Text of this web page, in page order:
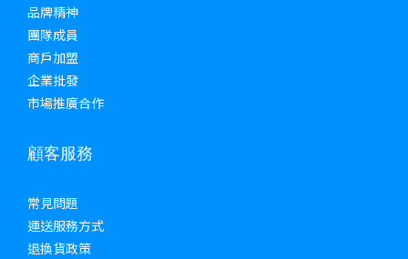
品牌精神
團隊成員
商戶加盟
企業批發
市場推廣合作
顧客服務
常見問題
運送服務方式
退換貨政策